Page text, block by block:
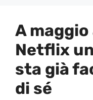
A
Netflix
sta già
di sé